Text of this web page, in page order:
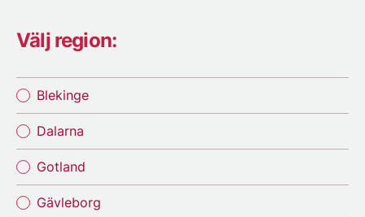
Välj region:
Blekinge
Dalarna
Gotland
Gävleborg